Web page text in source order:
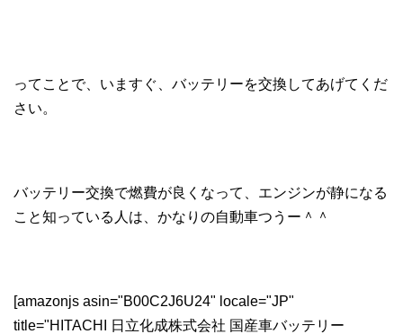
ってことで、いますぐ、バッテリーを交換してあげてくだ
さい。
バッテリー交換で燃費が良くなって、エンジンが静になる
こと知っている人は、かなりの自動車つうー＾＾
[amazonjs asin="B00C2J6U24" locale="JP"
title="HITACHI 日立化成株式会社 国産車バッテリー